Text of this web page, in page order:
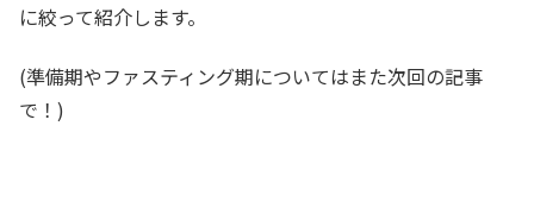
に絞って紹介します。
(準備期やファスティング期についてはまた次回の記事
で！)